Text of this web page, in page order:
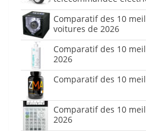
Comparatif des 10
voitures de 2026
Comparatif des 10
2026
Comparatif des 10
Comparatif des 10
2026